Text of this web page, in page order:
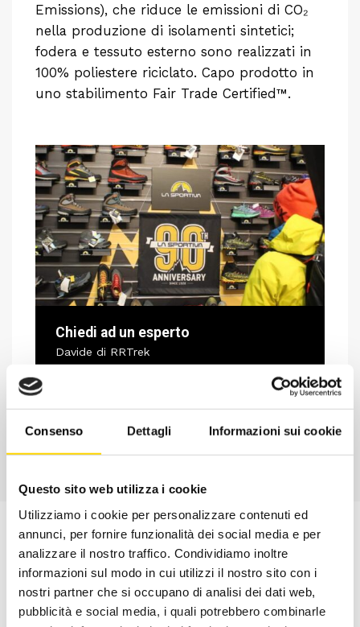
Consenso Dettagli Informazioni sui cookie
Questo sito web utilizza i cookie
Utilizziamo i cookie per personalizzare contenuti ed
annunci, per fornire funzionalità dei social media e per
analizzare il nostro traffico. Condividiamo inoltre
informazioni sul modo in cui utilizzi il nostro sito con i
nostri partner che si occupano di analisi dei dati web,
pubblicità e social media, i quali potrebbero combinarle
Chiedi ad un esperto
Davide di RRTrek
Emissions), che riduce le emissioni di CO₂
nella produzione di isolamenti sintetici;
fodera e tessuto esterno sono realizzati in
100% poliestere riciclato. Capo prodotto in
uno stabilimento Fair Trade Certified™.